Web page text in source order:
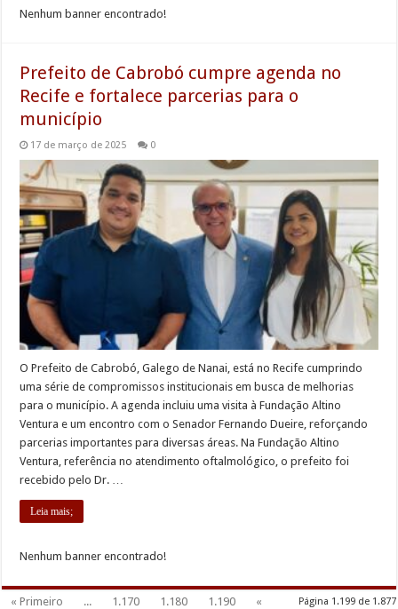
Nenhum banner encontrado!
Prefeito de Cabrobó cumpre agenda no
Recife e fortalece parcerias para o
município
17 de março de 2025 0
O Prefeito de Cabrobó, Galego de Nanai, está no Recife cumprindo
uma série de compromissos institucionais em busca de melhorias
para o município. A agenda incluiu uma visita à Fundação Altino
Ventura e um encontro com o Senador Fernando Dueire, reforçando
parcerias importantes para diversas áreas. Na Fundação Altino
Ventura, referência no atendimento oftalmológico, o prefeito foi
recebido pelo Dr. …
Leia mais;
Nenhum banner encontrado!
Página 1.199 de 1.877
« Primeiro ... 1.170 1.180 1.190
«